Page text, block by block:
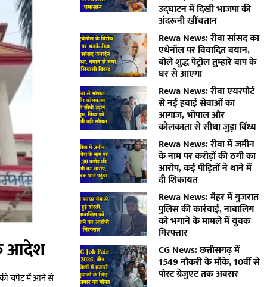
आदेश
की चपेट में आने से
उद्घाटन में दिखी भाजपा की
अंदरूनी खींचतान
Rewa News: रीवा सांसद का
एथेनॉल पर विवादित बयान,
बोले शुद्ध पेट्रोल तुम्हारे बाप के
घर से आएगा
Rewa News: रीवा एयरपोर्ट
से नई हवाई सेवाओं का
आगाज, भोपाल और
कोलकाता से सीधा जुड़ा विंध्य
Rewa News: रीवा में जमीन
के नाम पर करोड़ों की ठगी का
आरोप, कई पीड़ितों ने थाने में
दी शिकायत
Rewa News: मैहर में गुजरात
पुलिस की कार्रवाई, नाबालिग
को भगाने के मामले में युवक
गिरफ्तार
CG News: छत्तीसगढ़ में
1549 नौकरी के मौके, 10वीं से
पोस्ट ग्रेजुएट तक अवसर